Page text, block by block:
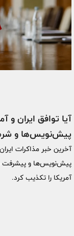
آیا توافق ایران
پیش‌نویس‌ها و شرط
پیش‌نویس‌ها و پیشرفت
آمریکا را تکذیب کرد.